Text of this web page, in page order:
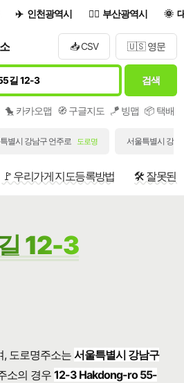
인천광역시 부산광역시
📥 CSV 🇺🇸 영문
검색
🐤 카카오맵 🧭 구글지도 🪁 빙맵 📦 택배/
별시 강남구 언주로 도로명 서울특별시 강
🚩 우리가게 지도등록방법 🛠️ 잘못된
12-3
, 도로명주소는서울특별시 강남구
소의 경우12-3 Hakdong-ro 55-